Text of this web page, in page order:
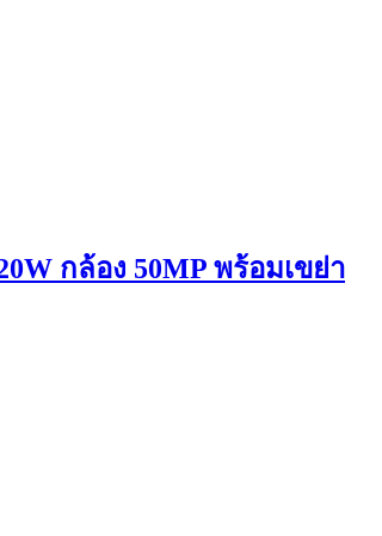
กล้อง 50MP พร้อมเขย่า